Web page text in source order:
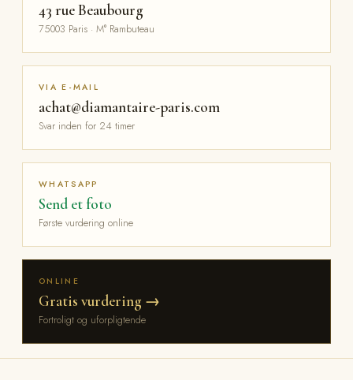
43 rue Beaubourg
75003 Paris · M° Rambuteau
VIA E-MAIL
achat@diamantaire-paris.com
Svar inden for 24 timer
WHATSAPP
Send et foto
Første vurdering online
ONLINE
Gratis vurdering →
Fortroligt og uforpligtende